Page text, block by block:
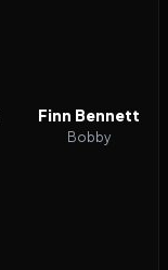
Finn Bennett
Bobby